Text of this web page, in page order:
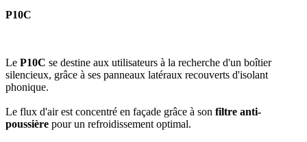
P10C
Le P10C se destine aux utilisateurs à la recherche d'un boîtier
silencieux, grâce à ses panneaux latéraux recouverts d'isolant
phonique.
Le flux d'air est concentré en façade grâce à son filtre anti-
poussière pour un refroidissement optimal.